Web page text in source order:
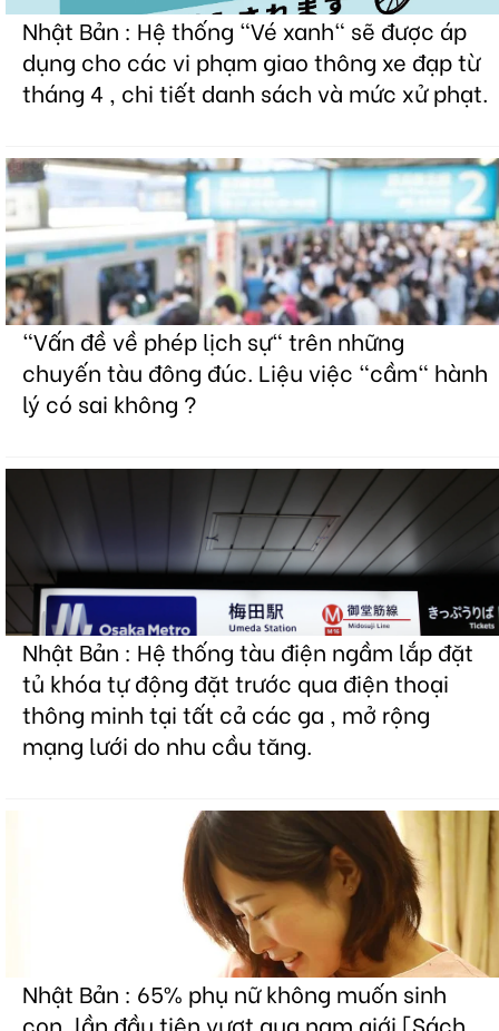
Nhật Bản : Hệ thống "Vé xanh" sẽ được áp
dụng cho các vi phạm giao thông xe đạp từ
tháng 4 , chi tiết danh sách và mức xử phạt.
"Vấn đề về phép lịch sự" trên những
chuyến tàu đông đúc. Liệu việc "cầm" hành
lý có sai không ?
Nhật Bản : Hệ thống tàu điện ngầm lắp đặt
tủ khóa tự động đặt trước qua điện thoại
thông minh tại tất cả các ga , mở rộng
mạng lưới do nhu cầu tăng.
Nhật Bản : 65% phụ nữ không muốn sinh
con, lần đầu tiên vượt qua nam giới [Sách